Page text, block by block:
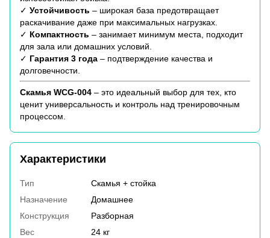
✓ Устойчивость – широкая база предотвращает
раскачивание даже при максимальных нагрузках.
✓ Компактность – занимает минимум места, подходит
для зала или домашних условий.
✓ Гарантия 3 года – подтверждение качества и
долговечности.
Скамья WCG-004 – это идеальный выбор для тех, кто
ценит универсальность и контроль над тренировочным
процессом.
Характеристики
Тип
Скамья + стойка
Назначение
Домашнее
Конструкция
Разборная
Вес
24 кг